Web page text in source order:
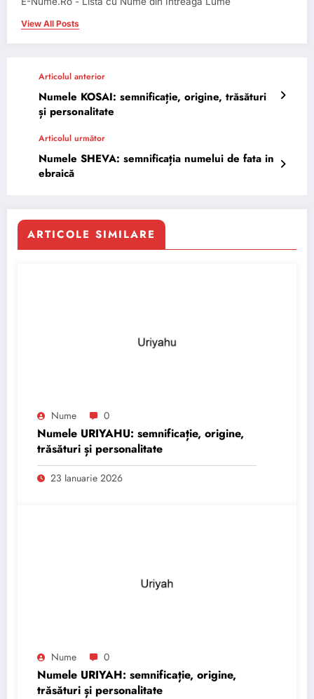
View All Posts
Articolul anterior
Numele KOSAI: semnificație, origine, trăsături
și personalitate
Articolul următor
Numele SHEVA: semnificația numelui de fata in
ebraică
ARTICOLE SIMILARE
Nume 0
Numele URIYAHU: semnificație, origine,
trăsături și personalitate
23 Ianuarie 2026
Nume 0
Numele URIYAH: semnificație, origine,
trăsături și personalitate